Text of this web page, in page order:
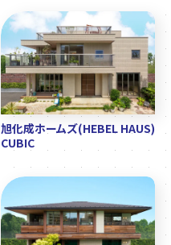
旭化成ホームズ(HEBEL HAUS)
CUBIC